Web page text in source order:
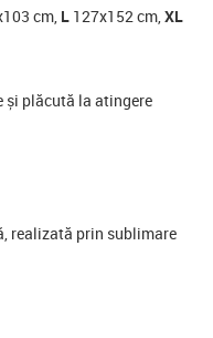
cm, L 127x152 cm,XL
și plăcută la atingere
realizată prin sublimare